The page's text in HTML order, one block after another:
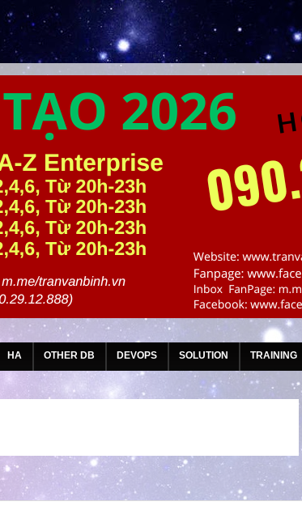
HA OTHER DB DEVOPS SOLUTION TRAINING